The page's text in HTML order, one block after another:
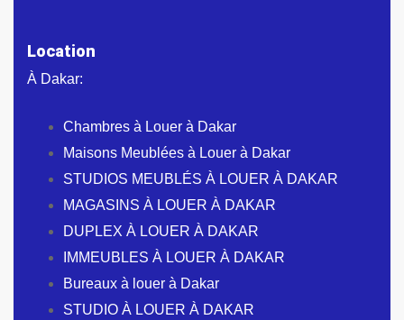
Location
À Dakar:
Chambres à Louer à Dakar
Maisons Meublées à Louer à Dakar
STUDIOS MEUBLÉS À LOUER À DAKAR
MAGASINS À LOUER À DAKAR
DUPLEX À LOUER À DAKAR
IMMEUBLES À LOUER À DAKAR
Bureaux à louer à Dakar
STUDIO À LOUER À DAKAR